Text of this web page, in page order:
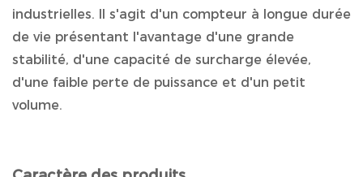
industrielles. Il s'agit d'un compteur à longue durée
de vie présentant l'avantage d'une grande
stabilité, d'une capacité de surcharge élevée,
d'une faible perte de puissance et d'un petit
volume.